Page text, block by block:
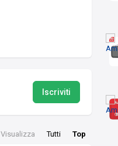
Iscriviti
Visualizza Tutti Top